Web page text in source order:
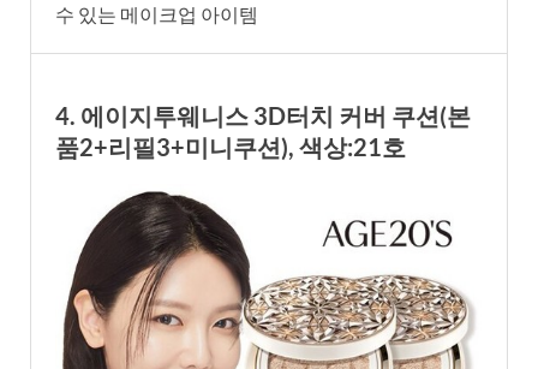
수 있는 메이크업 아이템
4. 에이지투웨니스 3D터치 커버 쿠션(본
품2+리필3+미니쿠션), 색상:21호